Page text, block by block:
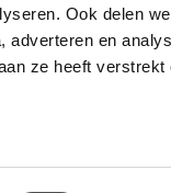
Ook delen
en
ze heeft